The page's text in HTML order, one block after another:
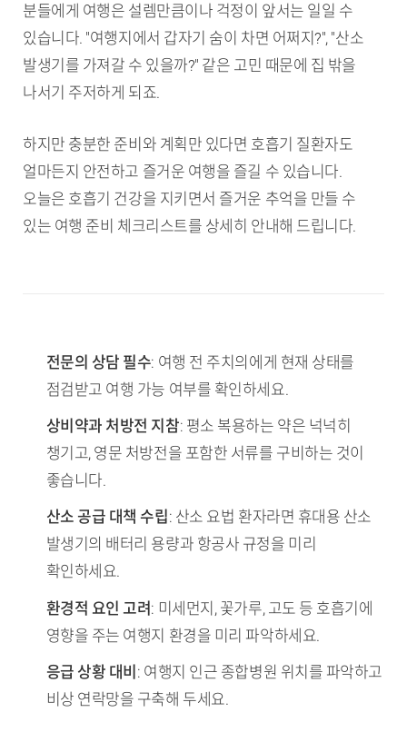
분들에게 여행은 설렘만큼이나 걱정이 앞서는 일일 수
있습니다. "여행지에서 갑자기 숨이 차면 어쩌지?", "산소
발생기를 가져갈 수 있을까?" 같은 고민 때문에 집 밖을
나서기 주저하게 되죠.
하지만 충분한 준비와 계획만 있다면 호흡기 질환자도
얼마든지 안전하고 즐거운 여행을 즐길 수 있습니다.
오늘은 호흡기 건강을 지키면서 즐거운 추억을 만들 수
있는 여행 준비 체크리스트를 상세히 안내해 드립니다.
TL;DR (핵심 요약)
전문의 상담 필수: 여행 전 주치의에게 현재 상태를
점검받고 여행 가능 여부를 확인하세요.
상비약과 처방전 지참: 평소 복용하는 약은 넉넉히
챙기고, 영문 처방전을 포함한 서류를 구비하는 것이
좋습니다.
산소 공급 대책 수립: 산소 요법 환자라면 휴대용 산소
발생기의 배터리 용량과 항공사 규정을 미리
확인하세요.
환경적 요인 고려 : 미세먼지, 꽃가루, 고도 등 호흡기에
영향을 주는 여행지 환경을 미리 파악하세요.
응급 상황 대비 : 여행지 인근 종합병원 위치를 파악하고
비상 연락망을 구축해 두세요.